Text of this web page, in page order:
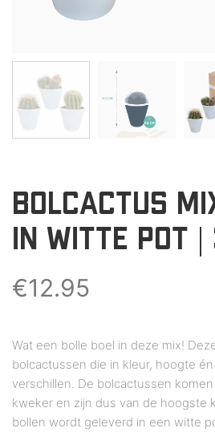
BOLCACTUS
IN WITTE POT
€12.95
Wat een bolle boel in deze mix!
bolcactussen die in kleur, hoogte
verschillen. De bolcactussen
kweker en zijn dus van de hoogste
bollen wordt geleverd in een witte